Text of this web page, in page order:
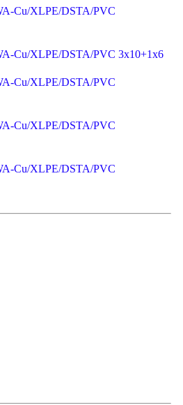
Cu/XLPE/DSTA/PVC
Cu/XLPE/DSTA/PVC 3x10+1x6
Cu/XLPE/DSTA/PVC
Cu/XLPE/DSTA/PVC
Cu/XLPE/DSTA/PVC